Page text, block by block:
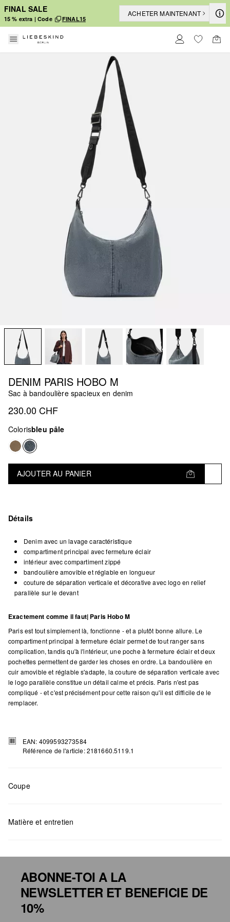
FINAL SALE
15 % extra | Code FINAL15
ACHETER MAINTENANT
DENIM PARIS HOBO M
Sac à bandoulière spacieux en denim
230.00 CHF
Colorisbleu pâle
AJOUTER AU PANIER
Détails
Denim avec un lavage caractéristique
compartiment principal avec fermeture éclair
intérieur avec compartiment zippé
bandoulière amovible et réglable en longueur
couture de séparation verticale et décorative avec logo en relief
parallèle sur le devant
Exactement comme il faut| Paris Hobo M
Paris est tout simplement là, fonctionne - et a plutôt bonne allure. Le
compartiment principal à fermeture éclair permet de tout ranger sans
complication, tandis qu'à l'intérieur, une poche à fermeture éclair et deux
pochettes permettent de garder les choses en ordre. La bandoulière en
cuir amovible et réglable s'adapte, la couture de séparation verticale avec
le logo parallèle constitue un détail calme et précis. Paris n'est pas
compliqué - et c'est précisément pour cette raison qu'il est difficile de le
remplacer.
EAN: 4099593273584
Référence de l'article: 2181660.5119.1
Coupe
Matière et entretien
Ne pas mettre au sèche-linge
ABONNE-TOI A LA
NEWSLETTER ET BENEFICIE DE
10%